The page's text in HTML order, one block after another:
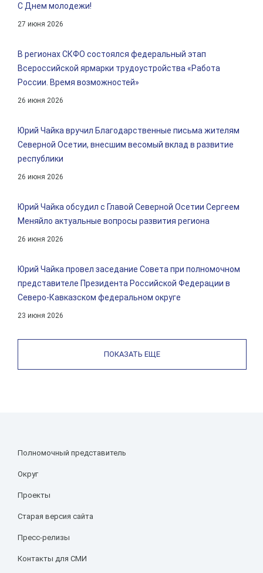
С Днем молодежи!
27 июня 2026
В регионах СКФО состоялся федеральный этап
Всероссийской ярмарки трудоустройства «Работа
России. Время возможностей»
26 июня 2026
Юрий Чайка вручил Благодарственные письма жителям
Северной Осетии, внесшим весомый вклад в развитие
республики
26 июня 2026
Юрий Чайка обсудил с Главой Северной Осетии Сергеем
Меняйло актуальные вопросы развития региона
26 июня 2026
Юрий Чайка провел заседание Совета при полномочном
представителе Президента Российской Федерации в
Северо-Кавказском федеральном округе
23 июня 2026
ПОКАЗАТЬ ЕЩЕ
Полномочный представитель
Округ
Проекты
Старая версия сайта
Пресс-релизы
Контакты для СМИ